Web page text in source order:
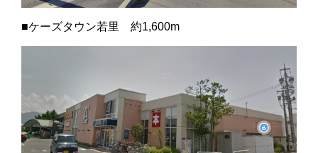
■ケーズタウン若里 約1,600m